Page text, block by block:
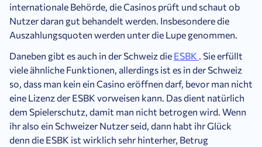
internationale Behörde, die Casinos prüft und schaut ob
Nutzer daran gut behandelt werden. Insbesondere die
Auszahlungsquoten werden unter die Lupe genommen.
Daneben gibt es auch in der Schweiz die ESBK
. Sie erfüllt
viele ähnliche Funktionen, allerdings ist es in der Schweiz
so, dass man kein ein Casino eröffnen darf, bevor man nicht
eine Lizenz der ESBK vorweisen kann. Das dient natürlich
dem Spielerschutz, damit man nicht betrogen wird. Wenn
ihr also ein Schweizer Nutzer seid, dann habt ihr Glück
denn die ESBK ist wirklich sehr hinterher, Betrug